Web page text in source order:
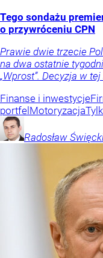
Tego sondażu
o przywróceniu CPN
Prawie dwie trzecie
na dwa ostatnie
„Wprost”. Decyzja w
Finanse i inwestycje
portfel Motoryzacja
Radosław